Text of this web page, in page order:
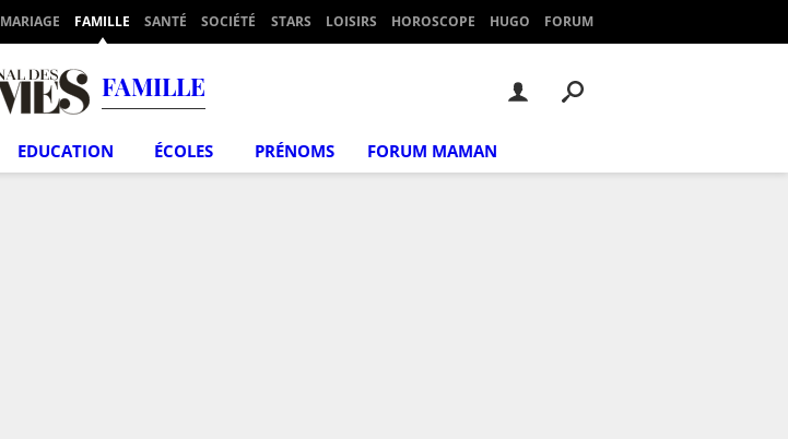
MARIAGE FAMILLE SANTÉ SOCIÉTÉ STARS LOISIRS HOROSCOPE HUGO FORUM
FAMILLE
EDUCATION ÉCOLES PRÉNOMS FORUM MAMAN